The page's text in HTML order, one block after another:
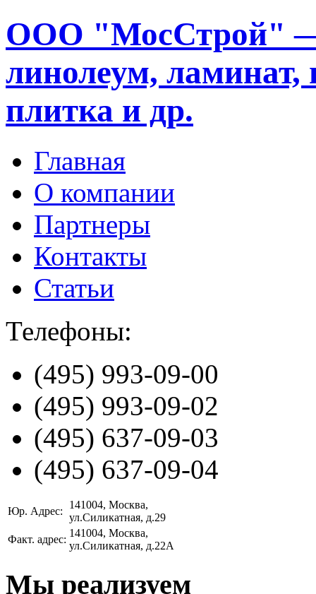
ООО "МосСтрой" —
линолеум, ламинат,
плитка и др.
Главная
О компании
Партнеры
Контакты
Статьи
Телефоны:
(495) 993-09-00
(495) 993-09-02
(495) 637-09-03
(495) 637-09-04
Юр. Адрес:
141004, Москва,
ул.Силикатная, д.29
Факт. адрес:
141004, Москва,
ул.Силикатная, д.22А
Мы реализуем